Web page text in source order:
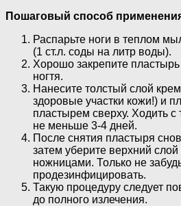
Пошаговый способ
Распарьте ноги в теплом
(1 ст.л. соды на литр воды).
Хорошо закрепите пластырь
ногтя.
Нанесите толстый слой
здоровые участки кожи!) и
пластырем сверху. Ходить с
не меньше 3-4 дней.
После снятия пластыря
затем уберите верхний
ножницами. Только не
продезинфицировать.
Такую процедуру следует
до полного излечения.